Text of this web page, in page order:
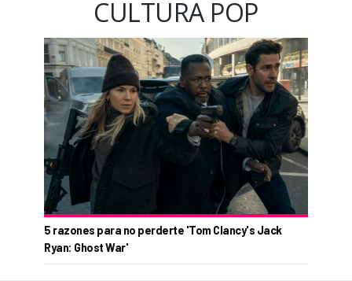
CULTURA POP
5 razones para no perderte 'Tom Clancy's Jack
Ryan: Ghost War'